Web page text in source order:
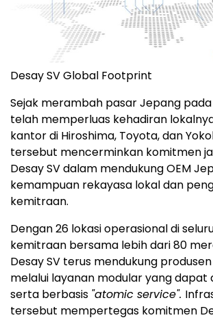
Desay SV Global Footprint
Sejak merambah pasar Jepang pada
telah memperluas kehadiran
kantor di Hiroshima, Toyota, dan
tersebut mencerminkan komitmen
Desay SV dalam mendukung OEM
kemampuan rekayasa lokal dan
kemitraan.
Dengan 26 lokasi operasional di
kemitraan bersama lebih dari 80
Desay SV terus mendukung
melalui layanan modular yang dapat
serta berbasis "atomic service".
tersebut mempertegas komitmen